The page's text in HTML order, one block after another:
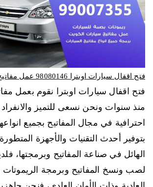
فتح اقفال سيارات اوبترا 98080146‬ عمل مفاتيح سيارات جديدة
فتح اقفال سيارات اوبترا نقوم بعمل
منذ سنوات ونحن نسعى للتميز
احترافية في مجال المفاتيح بجميع
بتوفير أحدث التقنيات والأجهزة
الهائل في صناعة المفاتيح وبرمجتها،
لصب ونسخ المفاتيح وبرمجة الريموتات